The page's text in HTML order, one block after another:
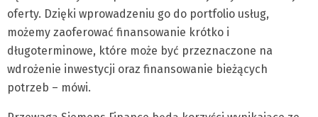
oferty. Dzięki wprowadzeniu go do portfolio usług,
możemy zaoferować finansowanie krótko i
długoterminowe, które może być przeznaczone na
wdrożenie inwestycji oraz finansowanie bieżących
potrzeb – mówi.